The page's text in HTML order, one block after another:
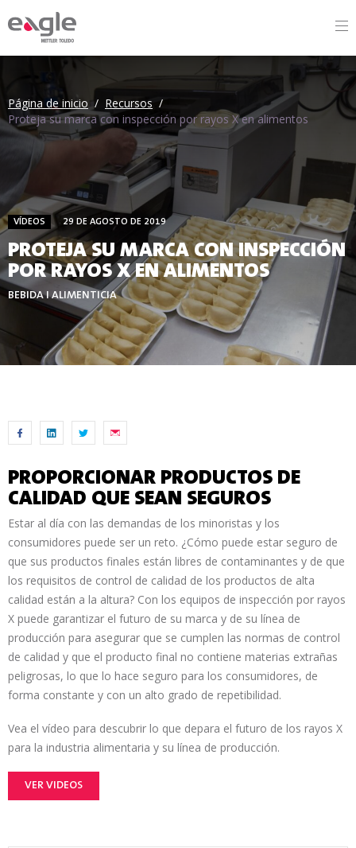
Página de inicio / Recursos /
Proteja su marca con inspección por rayos X en alimentos
VÍDEOS 29 DE AGOSTO DE 2019
PROTEJA SU MARCA CON INSPECCIÓN
POR RAYOS X EN ALIMENTOS
BEBIDA I ALIMENTICIA
PROPORCIONAR PRODUCTOS DE
CALIDAD QUE SEAN SEGUROS
Estar al día con las demandas de los minoristas y los
consumidores puede ser un reto. ¿Cómo puede estar seguro de
que sus productos finales están libres de contaminantes y de que
los requisitos de control de calidad de los productos de alta
calidad están a la altura? Con los equipos de inspección por rayos
X puede garantizar el futuro de su marca y de su línea de
producción para asegurar que se cumplen las normas de control
de calidad y que el producto final no contiene materias extrañas
peligrosas, lo que lo hace seguro para los consumidores, de
forma constante y con un alto grado de repetibilidad.
Vea el vídeo para descubrir lo que depara el futuro de los rayos X
para la industria alimentaria y su línea de producción.
VER VIDEOS